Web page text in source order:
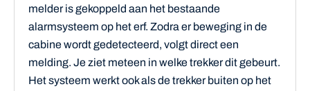
melder is gekoppeld aan het bestaande
alarmsysteem op het erf. Zodra er beweging in de
cabine wordt gedetecteerd, volgt direct een
melding. Je ziet meteen in welke trekker dit gebeurt.
Het systeem werkt ook als de trekker buiten op het